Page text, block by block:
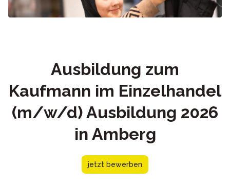
Ausbildung zum
Kaufmann im Einzelhandel
(m/w/d) Ausbildung 2026
in Amberg
jetzt bewerben